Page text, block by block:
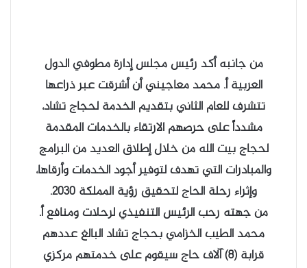
من جانبه أكد رئيس مجلس إدارة مطوفي الدول
العربية أ. محمد معاجيني أن أشرقت عبر ذراعها
تتشرف للعام الثاني بتقديم الخدمة لحجاج تشاد،
مشدداً على حرصهم الارتقاء بالخدمات المقدمة
لحجاج بيت الله من خلال إطلاق العديد من البرامج
والمبادرات التي تهدف لتوفير أجود الخدمات وأرقاها،
وإثراء رحلة الحاج لتحقيق رؤية المملكة 2030.
من جهته رحب الرئيس التنفيذي لرحلات ومنافع أ.
محمد الطيب الخزامي بحجاج تشاد البالغ عددهم
قرابة (8) آلاف حاج سيقوم على خدمتهم مركزي